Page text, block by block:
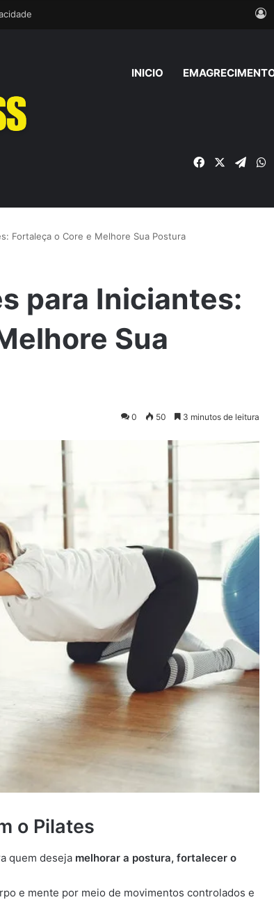
INICIO
Facebook
Fortaleça o Core e Melhore Sua Postura
para Iniciantes:
Sua
0 50 3 minutos de leitura
o Pilates
quem deseja melhorar a postura, fortalecer o
e mente por meio de movimentos controlados e